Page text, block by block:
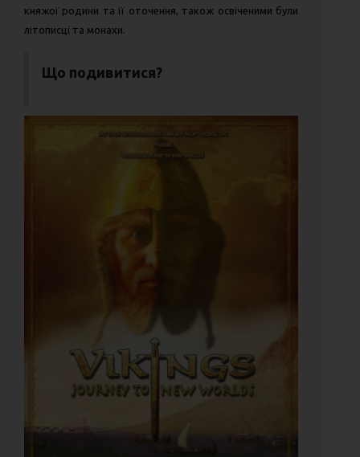
княжої родини та її оточення, також освіченими були
літописці та монахи.
Що подивитися?